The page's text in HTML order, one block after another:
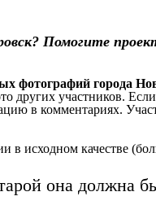
Помогите
фотографий города
других участников.
в комментариях.
исходном качестве
она должна